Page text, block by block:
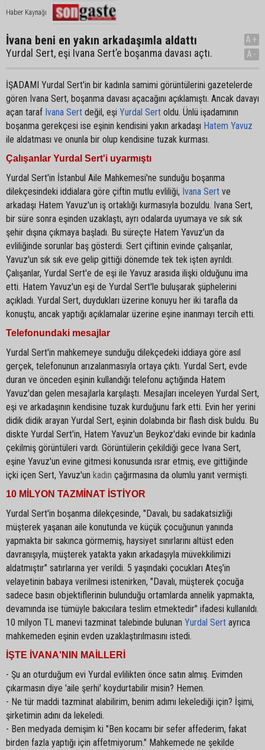
Haber Kaynağı
İvana beni en yakın arkadaşımla aldattı
Yurdal Sert, eşi Ivana Sert’e boşanma davası açtı.
A+
A-
İŞADAMI Yurdal Sert'in bir kadınla samimi görüntülerini gazetelerde
gören Ivana Sert, boşanma davası açacağını açıklamıştı. Ancak davayı
açan taraf Ivana Sert değil, eşi Yurdal Sert oldu. Ünlü işadamının
boşanma gerekçesi ise eşinin kendisini yakın arkadaşı Hatem Yavuz
ile aldatması ve onunla bir olup kendisine tuzak kurması.
Çalışanlar Yurdal Sert'i uyarmıştı
Yurdal Sert'in İstanbul Aile Mahkemesi'ne sunduğu boşanma
dilekçesindeki iddialara göre çiftin mutlu evliliği, Ivana Sert ve
arkadaşı Hatem Yavuz'un iş ortaklığı kurmasıyla bozuldu. Ivana Sert,
bir süre sonra eşinden uzaklaştı, ayrı odalarda uyumaya ve sık sık
şehir dışına çıkmaya başladı. Bu süreçte Hatem Yavuz'un da
evliliğinde sorunlar baş gösterdi. Sert çiftinin evinde çalışanlar,
Yavuz'un sık sık eve gelip gittiği dönemde tek tek işten ayrıldı.
Çalışanlar, Yurdal Sert'e de eşi ile Yavuz arasıda ilişki olduğunu ima
etti. Hatem Yavuz'un eşi de Yurdal Sert'le buluşarak şüphelerini
açıkladı. Yurdal Sert, duydukları üzerine konuyu her iki tarafla da
konuştu, ancak yaptığı açıklamalar üzerine eşine inanmayı tercih etti.
Telefonundaki mesajlar
Yurdal Sert'in mahkemeye sunduğu dilekçedeki iddiaya göre asıl
gerçek, telefonunun arızalanmasıyla ortaya çıktı. Yurdal Sert, evde
duran ve önceden eşinin kullandığı telefonu açtığında Hatem
Yavuz'dan gelen mesajlarla karşılaştı. Mesajları inceleyen Yurdal Sert,
eşi ve arkadaşının kendisine tuzak kurduğunu fark etti. Evin her yerini
didik didik arayan Yurdal Sert, eşinin dolabında bir flash disk buldu. Bu
diskte Yurdal Sert'in, Hatem Yavuz'un Beykoz'daki evinde bir kadınla
çekilmiş görüntüleri vardı. Görüntülerin çekildiği gece Ivana Sert,
eşine Yavuz'un evine gitmesi konusunda ısrar etmiş, eve gittiğinde
içki içen Sert, Yavuz'un kadın çağırmasına da olumlu yanıt vermişti.
10 MİLYON TAZMİNAT İSTİYOR
Yurdal Sert'in boşanma dilekçesinde, "Davalı, bu sadakatsizliği
müşterek yaşanan aile konutunda ve küçük çocuğunun yanında
yapmakta bir sakınca görmemiş, haysiyet sınırlarını altüst eden
davranışıyla, müşterek yatakta yakın arkadaşıyla müvekkilimizi
aldatmıştır" satırlarına yer verildi. 5 yaşındaki çocukları Ateş'in
velayetinin babaya verilmesi istenirken, "Davalı, müşterek çocuğa
sadece basın objektiflerinin bulunduğu ortamlarda annelik yapmakta,
devamında ise tümüyle bakıcılara teslim etmektedir" ifadesi kullanıldı.
10 milyon TL manevi tazminat talebinde bulunan Yurdal Sert ayrıca
mahkemeden eşinin evden uzaklaştırılmasını istedi.
İŞTE İVANA'NIN MAİLLERİ
- Şu an oturduğum evi Yurdal evlilikten önce satın almış. Evimden
çıkarmasın diye 'aile şerhi' koydurtabilir misin? Hemen.
- Ne tür maddi tazminat alabilirim, benim adımı lekelediği için? İşimi,
şirketimin adını da lekeledi.
- Ben medyada demişim ki "Ben kocamı bir sefer affederim, fakat
birden fazla yaptığı için affetmiyorum." Mahkemede ne şekilde